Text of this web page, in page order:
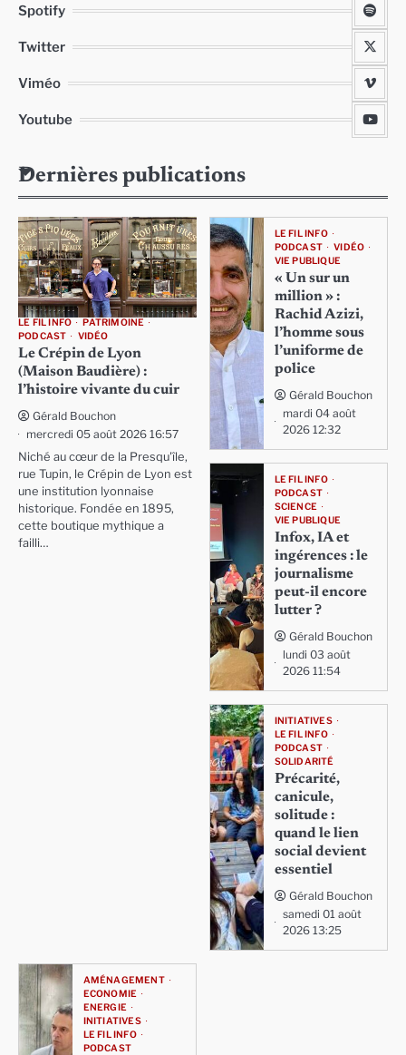
Spotify
Twitter
Viméo
Youtube
Dernières publications
LE FIL INFO
PATRIMOINE
PODCAST
VIDÉO
Le Crépin de Lyon
(Maison Baudière) :
l’histoire vivante du cuir
Gérald Bouchon
mercredi 05 août 2026 16:57
Niché au cœur de la Presqu'île,
rue Tupin, le Crépin de Lyon est
une institution lyonnaise
historique. Fondée en 1895,
cette boutique mythique a
failli…
LE FIL INFO
PODCAST
VIDÉO
VIE PUBLIQUE
« Un sur un
million » :
Rachid Azizi,
l’homme sous
l’uniforme de
police
Gérald Bouchon
mardi 04 août
2026 12:32
LE FIL INFO
PODCAST
SCIENCE
VIE PUBLIQUE
Infox, IA et
ingérences : le
journalisme
peut-il encore
lutter ?
Gérald Bouchon
lundi 03 août
2026 11:54
INITIATIVES
LE FIL INFO
PODCAST
SOLIDARITÉ
Précarité,
canicule,
solitude :
quand le lien
social devient
essentiel
Gérald Bouchon
samedi 01 août
2026 13:25
AMÉNAGEMENT
ECONOMIE
ENERGIE
INITIATIVES
LE FIL INFO
PODCAST